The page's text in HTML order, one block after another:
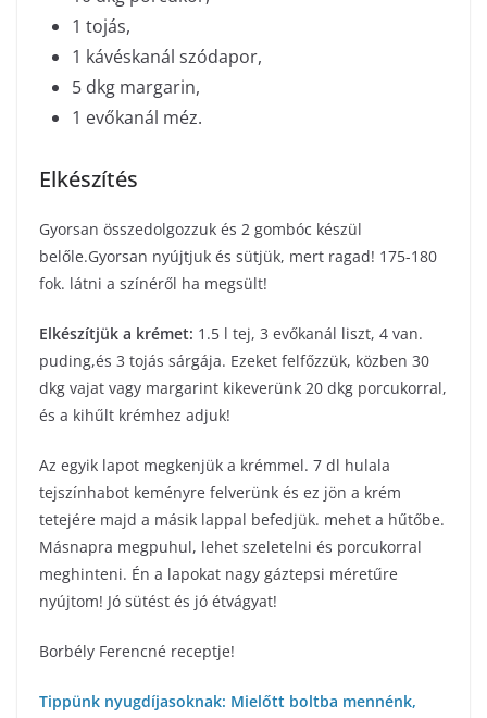
1 tojás,
1 kávéskanál szódapor,
5 dkg margarin,
1 evőkanál méz.
Elkészítés
Gyorsan összedolgozzuk és 2 gombóc készül
belőle.Gyorsan nyújtjuk és sütjük, mert ragad! 175-180
fok. látni a színéről ha megsült!
Elkészítjük a krémet: 1.5 l tej, 3 evőkanál liszt, 4 van.
puding,és 3 tojás sárgája. Ezeket felfőzzük, közben 30
dkg vajat vagy margarint kikeverünk 20 dkg porcukorral,
és a kihűlt krémhez adjuk!
Az egyik lapot megkenjük a krémmel. 7 dl hulala
tejszínhabot keményre felverünk és ez jön a krém
tetejére majd a másik lappal befedjük. mehet a hűtőbe.
Másnapra megpuhul, lehet szeletelni és porcukorral
meghinteni. Én a lapokat nagy gáztepsi méretűre
nyújtom! Jó sütést és jó étvágyat!
Borbély Ferencné receptje!
Tippünk nyugdíjasoknak: Mielőtt boltba mennénk,